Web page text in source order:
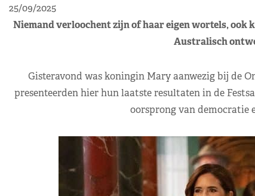
25/09/2025
Niemand verloochent zijn of haar eigen wortels, ook
Australisch
Gisteravond was koningin Mary aanwezig bij de
presenteerden hier hun laatste resultaten in de
oorsprong van democratie